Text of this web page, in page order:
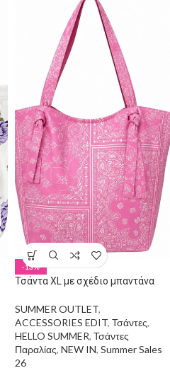
-13%
Τσάντα XL με σχέδιο μπαντάνα
SUMMER OUTLET,
ACCESSORIES EDIT, Τσάντες,
HELLO SUMMER, Τσάντες
Παραλίας, NEW IN, Summer Sales
26